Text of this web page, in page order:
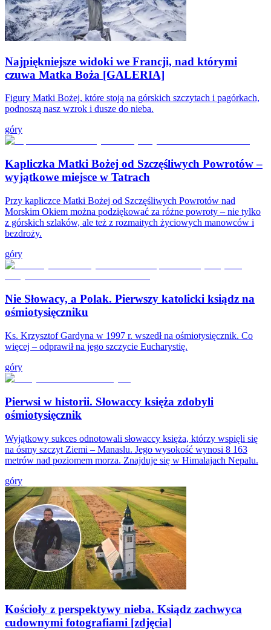
Najpiękniejsze widoki we Francji, nad którymi
czuwa Matka Boża [GALERIA]
Figury Matki Bożej, które stoją na górskich szczytach i pagórkach,
podnoszą nasz wzrok i dusze do nieba.
góry
Kapliczka Matki Bożej od Szczęśliwych Powrotów –
wyjątkowe miejsce w Tatrach
Przy kapliczce Matki Bożej od Szczęśliwych Powrotów nad
Morskim Okiem można podziękować za różne powroty – nie tylko
z górskich szlaków, ale też z rozmaitych życiowych manowców i
bezdroży.
góry
Nie Słowacy, a Polak. Pierwszy katolicki ksiądz na
ośmiotysięczniku
Ks. Krzysztof Gardyna w 1997 r. wszedł na ośmiotysięcznik. Co
więcej – odprawił na jego szczycie Eucharystię.
góry
Pierwsi w historii. Słowaccy księża zdobyli
ośmiotysięcznik
Wyjątkowy sukces odnotowali słowaccy księża, którzy wspięli się
na ósmy szczyt Ziemi – Manaslu. Jego wysokość wynosi 8 163
metrów nad poziomem morza. Znajduje się w Himalajach Nepalu.
góry
Kościoły z perspektywy nieba. Ksiądz zachwyca
cudownymi fotografiami [zdjęcia]